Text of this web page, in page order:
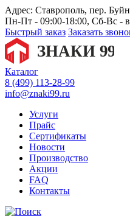
Адрес: Ставрополь, пер.
Пн-Пт - 09:00-18:00, Сб-Вс -
Быстрый заказ Заказать
Каталог
8 (499) 113-28-99
info@znaki99.ru
Услуги
Прайс
Сертификаты
Новости
Производство
Акции
FAQ
Контакты